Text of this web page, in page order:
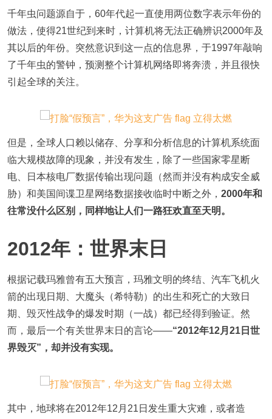
千年虫问题源自于，60年代起一直使用两位数字表示年份的
做法，使得21世纪到来时，计算机将无法正确辨识2000年及
其以后的年份。突然意识到这一点的信息界，于1997年敲响
了千年虫的警钟，预测整个计算机网络即将奔溃，并且很快
引起全球的关注。
但是，全球人口赖以储存、分享和分析信息的计算机系统面
临大规模故障的现象，并没有发生，除了一些国家零星断
电、日本核电厂数据传输出现问题（然而并没有构成安全威
胁）和美国间谍卫星网络数据接收临时中断之外， 2000年和
往常没什么区别，同样地让人们一路狂欢直至天明。
2012年：世界末日
根据记载玛雅曾有五大预言，玛雅文明的终结、汽车飞机火
箭的出现日期、大魔头（希特勒）的出生和死亡的大致日
期、毁灭性战争的爆发时期（一战）都已经得到验证。然
而，最后一个有关世界末日的言论——“2012年12月21日世
界毁灭”，却并没有实现。
其中，地球将在2012年12月21日发生重大灾难，或者造